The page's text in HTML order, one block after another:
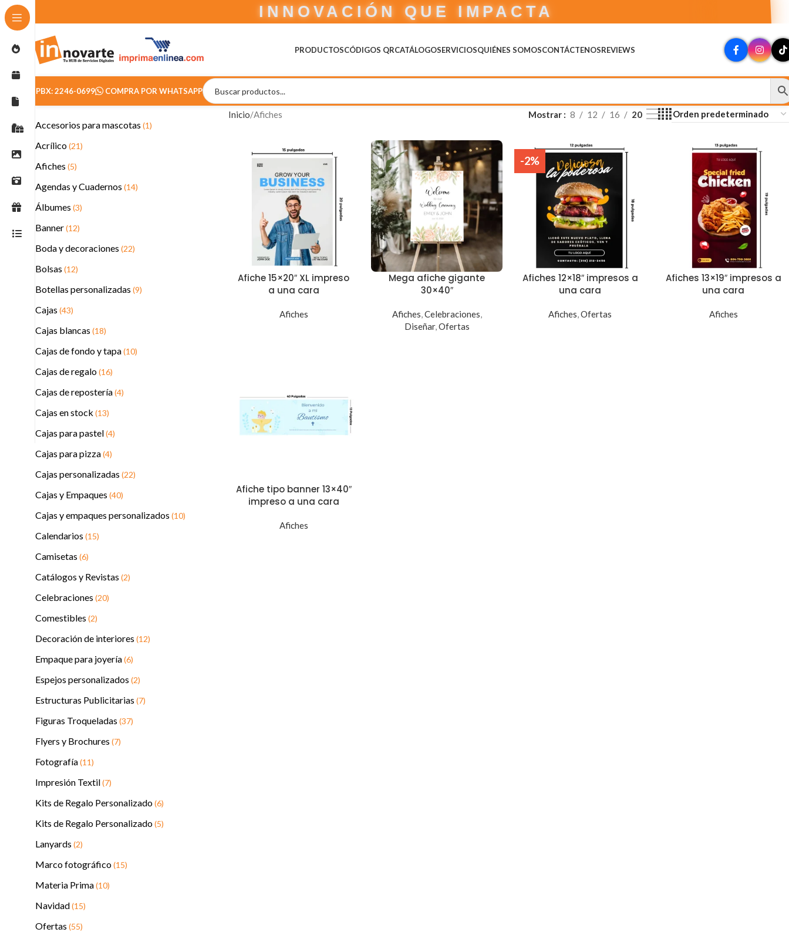
INNOVACIÓN QUE IMPACTA
PRODUCTOSCÓDIGOS QRCATÁLOGOSERVICIOSQUIÉNES SOMOSCONTÁCTENOSREVIEWS
PBX: 2246-0699 COMPRA POR WHATSAPP
Accesorios para mascotas (1)
Acrílico(21)
Afiches (5)
Agendas y Cuadernos (14)
Álbumes (3)
Banner(12)
Boda y decoraciones (22)
Bolsas (12)
Botellas personalizadas (9)
Cajas (43)
Cajas blancas (18)
Cajas de fondo y tapa(10)
Cajas de regalo(16)
Cajas de repostería(4)
Cajas en stock (13)
Cajas para pastel(4)
Cajas para pizza(4)
Cajas personalizadas (22)
Cajas y Empaques (40)
Cajas y empaques personalizados (10)
Calendarios (15)
Camisetas (6)
Catálogos y Revistas (2)
Celebraciones (20)
Comestibles (2)
Decoración de interiores (12)
Empaque para joyería(6)
Espejos personalizados (2)
Estructuras Publicitarias (7)
Figuras Troqueladas (37)
Flyers y Brochures (7)
Fotografía(11)
Impresión Textil(7)
Kits de Regalo Personalizado(6)
Kits de Regalo Personalizado(5)
Lanyards (2)
Marco fotográfico(15)
Materia Prima(10)
Navidad(15)
Ofertas (55)
Inicio Afiches Mostrar 8 12 16 20
Afiche 15×20″ XL impreso
a una cara
Afiches
Mega afiche gigante
30×40″
Afiches,Celebraciones,
Diseñar,Ofertas
-2%
Afiches 12×18″ impresos a
una cara
Afiches,Ofertas
Afiches 13×19″ impresos a
una cara
Afiches
Afiche tipo banner 13×40″
impreso a una cara
Afiches